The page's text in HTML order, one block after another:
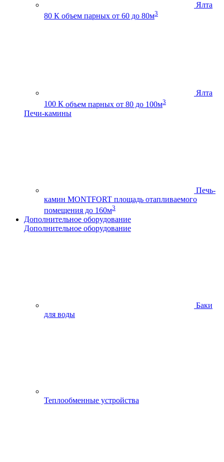
Ялта
80 К объем парных от 60 до 80м3
Ялта
100 К объем парных от 80 до 100м3
Печи-камины
Печь-
камин MONTFORT площадь отапливаемого
помещения до 160м3
Дополнительное оборудование
Дополнительное оборудование
Баки
для воды
Теплообменные устройства